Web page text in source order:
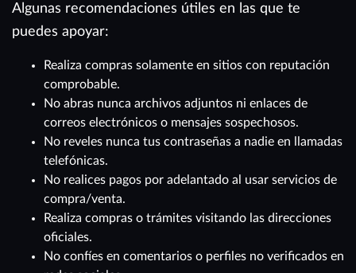
Algunas recomendaciones útiles en las que te
puedes apoyar:
Realiza compras solamente en sitios con reputación
comprobable.
No abras nunca archivos adjuntos ni enlaces de
correos electrónicos o mensajes sospechosos.
No reveles nunca tus contraseñas a nadie en llamadas
telefónicas.
No realices pagos por adelantado al usar servicios de
compra/venta.
Realiza compras o trámites visitando las direcciones
oficiales.
No confíes en comentarios o perfiles no verificados en